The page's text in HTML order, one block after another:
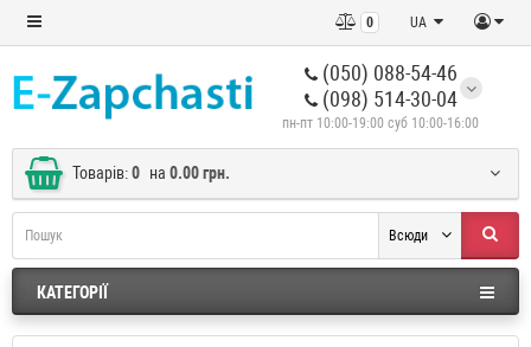
UA
0
(050) 088-54-46
(098) 514-30-04
пн-пт 10:00-19:00 суб 10:00-16:00
Товарів:0 на 0.00 грн.
Всюди
КАТЕГОРІЇ